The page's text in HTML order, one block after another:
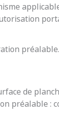
préalable.
de
préalable :